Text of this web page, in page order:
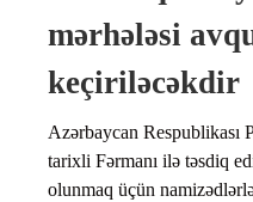
mərhələsi
keçiriləcəkdir
Azərbaycan
tarixli Fərmanı ilə təsdiq
olunmaq üçün